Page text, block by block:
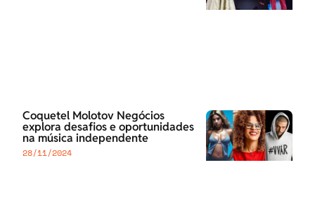
Coquetel Molotov Negócios
explora desafios e oportunidades
na música independente
28/11/2024